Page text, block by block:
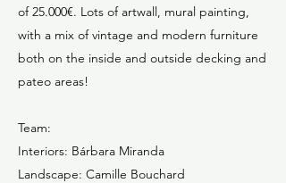
of 25.000€. Lots of artwall, mural painting,
with a mix of vintage and modern furniture
both on the inside and outside decking and
pateo areas!
Team:
Interiors: Bárbara Miranda
Landscape: Camille Bouchard